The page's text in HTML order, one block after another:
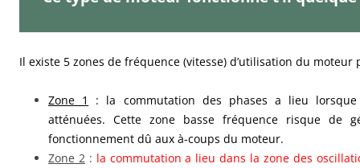
Il existe 5 zones de fréquence (vitesse) d’utilisation du moteur
Zone 1
: la commutation des phases a lieu
atténuées. Cette zone basse fréquence risque de
fonctionnement dû aux à-coups du moteur.
Zone 2 : la commutation a lieu dans la zone des